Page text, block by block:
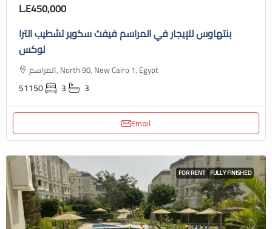
L.E450,000
بنتهاوس للإيجار في المراسم فيفث سكوير تشطيب الترا
لوكس
المراسم, North 90, New Cairo 1, Egypt
51150 3 3
Email
FOR RENT FULLY FINISHED